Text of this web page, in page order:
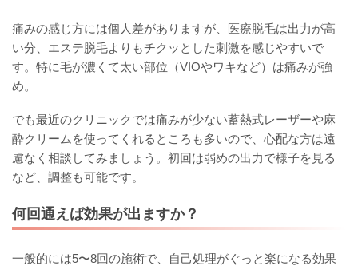
痛みの感じ方には個人差がありますが、医療脱毛は出力が高
い分、エステ脱毛よりもチクッとした刺激を感じやすいで
す。特に毛が濃くて太い部位（VIOやワキなど）は痛みが強
め。
でも最近のクリニックでは痛みが少ない蓄熱式レーザーや麻
酔クリームを使ってくれるところも多いので、心配な方は遠
慮なく相談してみましょう。初回は弱めの出力で様子を見る
など、調整も可能です。
何回通えば効果が出ますか？
一般的には5〜8回の施術で、自己処理がぐっと楽になる効果